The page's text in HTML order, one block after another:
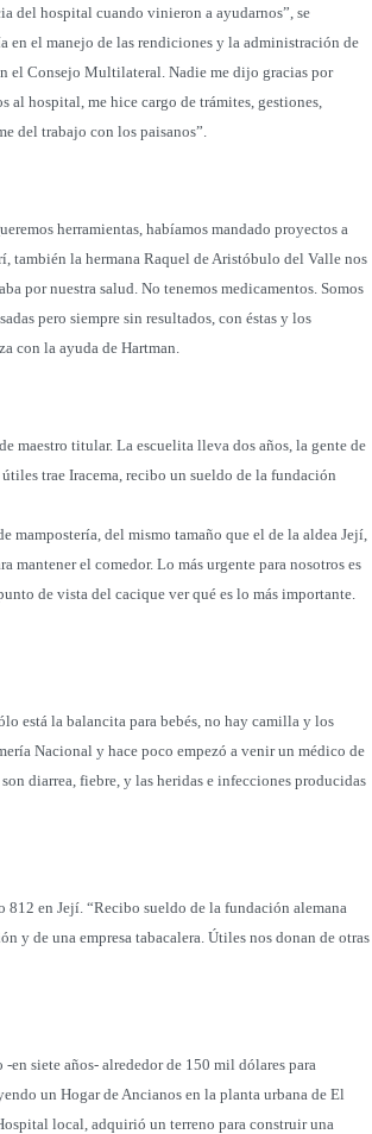
del hospital cuando vinieron a ayudarnos”, se
en el manejo de las rendiciones y la administración de
el Consejo Multilateral. Nadie me dijo gracias por
hospital, me hice cargo de trámites, gestiones,
del trabajo con los paisanos”.
herramientas, habíamos mandado proyectos a
también la hermana Raquel de Aristóbulo del Valle nos
por nuestra salud. No tenemos medicamentos. Somos
pero siempre sin resultados, con éstas y los
con la ayuda de Hartman.
maestro titular. La escuelita lleva dos años, la gente de
trae Iracema, recibo un sueldo de la fundación
mampostería, del mismo tamaño que el de la aldea Její,
mantener el comedor. Lo más urgente para nosotros es
de vista del cacique ver qué es lo más importante.
está la balancita para bebés, no hay camilla y los
Nacional y hace poco empezó a venir un médico de
diarrea, fiebre, y las heridas e infecciones producidas
en Její. “Recibo sueldo de la fundación alemana
y de una empresa tabacalera. Útiles nos donan de otras
siete años- alrededor de 150 mil dólares para
un Hogar de Ancianos en la planta urbana de El
local, adquirió un terreno para construir una